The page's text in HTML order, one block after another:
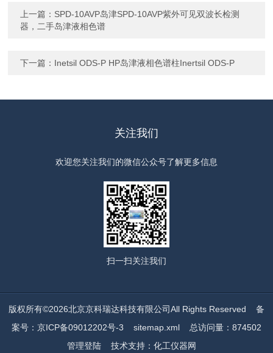
上一篇： SPD-10AVP岛津SPD-10AVP紫外可见双波长检测
器，二手岛津液相色谱
下一篇： Inetsil ODS-P HP岛津液相色谱柱Inertsil ODS-P
关注我们
欢迎您关注我们的微信公众号了解更多信息
扫一扫关注我们
版权所有©2026北京京科瑞达科技有限公司All Rights Reserved 备
案号：京ICP备09012202号-3
sitemap.xml总访问量：874502
管理登陆技术支持： 化工仪器网